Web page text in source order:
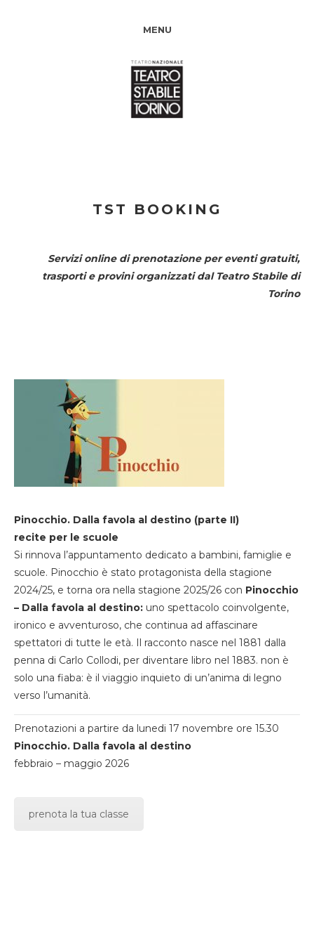
MENU
TST BOOKING
Servizi online di prenotazione per eventi gratuiti,
trasporti e provini organizzati dal Teatro Stabile di
Torino
Pinocchio. Dalla favola al destino (parte II)
recite per le scuole
Si rinnova l’appuntamento dedicato a bambini, famiglie e
scuole. Pinocchio è stato protagonista della stagione
2024/25, e torna ora nella stagione 2025/26 con Pinocchio
– Dalla favola al destino: uno spettacolo coinvolgente,
ironico e avventuroso, che continua ad affascinare
spettatori di tutte le età. Il racconto nasce nel 1881 dalla
penna di Carlo Collodi, per diventare libro nel 1883. non è
solo una fiaba: è il viaggio inquieto di un’anima di legno
verso l’umanità.
Prenotazioni a partire da lunedi 17 novembre ore 15.30
Pinocchio. Dalla favola al destino
febbraio – maggio 2026
prenota la tua classe